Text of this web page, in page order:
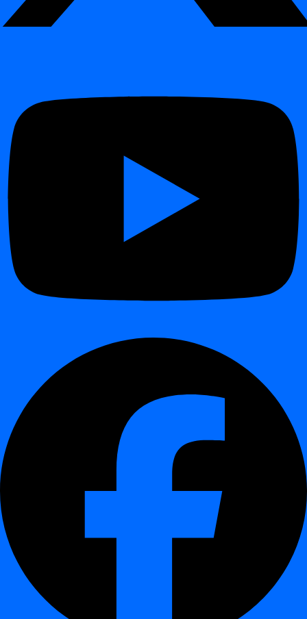
Precizitāte
Mērogojamība
Integrācija
tendences analīzei
Atbilstība
Nodrošina nepārtrauktu kontroli pār
kvalitāti un novērojamību
Caurspīdīgums
Katram anomālijai nodrošina pārliecības skoru,
laika zīmogu un iemesla kodus
Kā digna apgūst “normālu”
digna apkopo metriķus no vēsturiskajām
datu kopām.
dinamiski apgūtiem sliekšņiem.
Brīdināšanas fāze:
Novirzes, kas pārsniedz statistiskās
pārliecības robežas, tiek ziņotas kā anomālijas.
Visi modeļi ir izskaidrojami, deterministiski un optimizēti uzņēmuma
datu apjomiem.
Piemēri lietošanas gadījumiem
Ielādes kļūdu atklāšana
ETL vai datu noliktavas
Abnormālas klientu aktivitātes identificēšana
Klīnisko datu konsekvences novērošanaveselības aprūpes
Bieži uzdotie jautājumi